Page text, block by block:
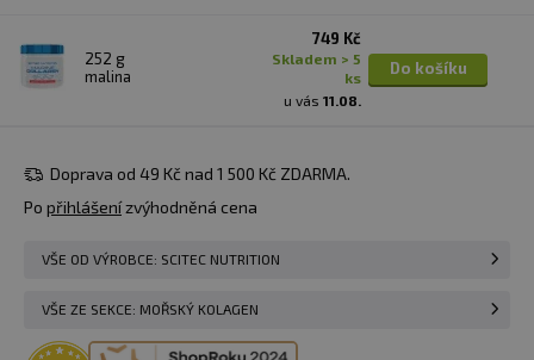
252 g
malina
749 Kč
skladem > 5
ks
u vás 11.08.
Do košíku
Doprava od 49 Kč nad 1 500 Kč ZDARMA.
Po přihlášenízvýhodněná cena
VŠE OD VÝROBCE: SCITEC NUTRITION
VŠE ZE SEKCE: MOŘSKÝ KOLAGEN